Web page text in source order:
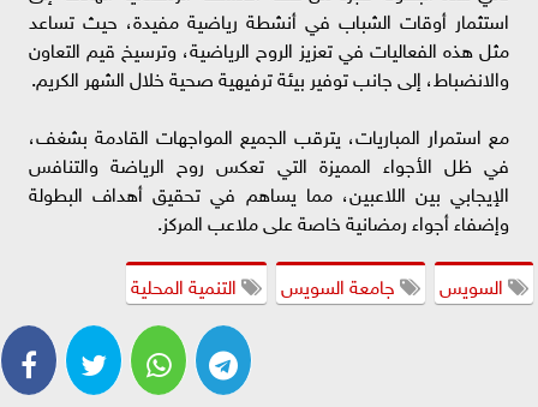
استثمار أوقات الشباب في أنشطة رياضية مفيدة، حيث تساعد
مثل هذه الفعاليات في تعزيز الروح الرياضية، وترسيخ قيم التعاون
والانضباط، إلى جانب توفير بيئة ترفيهية صحية خلال الشهر الكريم.
مع استمرار المباريات، يترقب الجميع المواجهات القادمة بشغف،
في ظل الأجواء المميزة التي تعكس روح الرياضة والتنافس
الإيجابي بين اللاعبين، مما يساهم في تحقيق أهداف البطولة
وإضفاء أجواء رمضانية خاصة على ملاعب المركز.
السويس
جامعة السويس التنمية المحلية